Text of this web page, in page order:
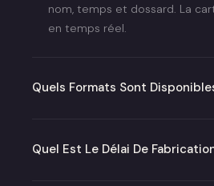
nom, temps et dossard. La
en temps réel.
Quels Formats Sont
seul ou avec cadre chêne ou
Quel Est Le Délai De